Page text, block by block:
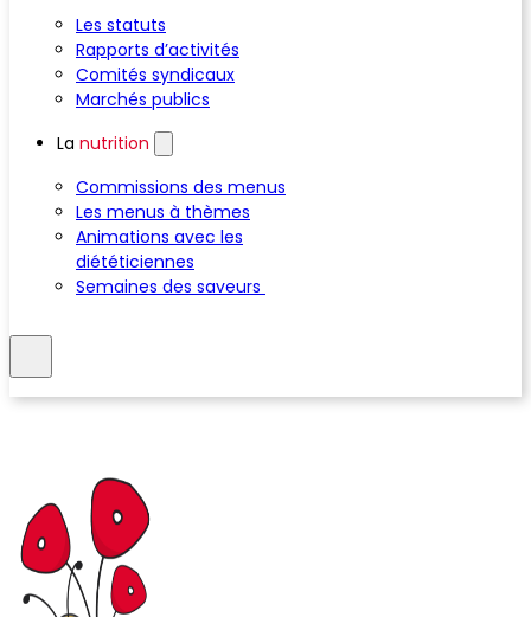
Les statuts
Rapports d’activités
Comités syndicaux
Marchés publics
La nutrition
Commissions des menus
Les menus à thèmes
Animations avec les
diététiciennes
Semaines des saveurs